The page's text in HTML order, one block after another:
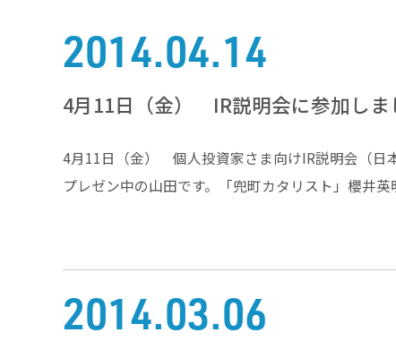
2014.04.14
4月11日（金） IR説明会に参加しま
4月11日（金） 個人投資家さま向けIR説明会（日
プレゼン中の山田です。「兜町カタリスト」櫻井
2014.03.06